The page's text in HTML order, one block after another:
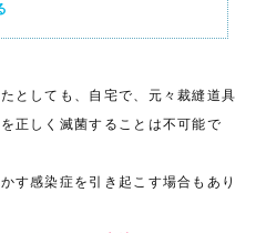
としても、自宅で、元々裁縫道具
正しく滅菌することは不可能で
す感染症を引き起こす場合もあり